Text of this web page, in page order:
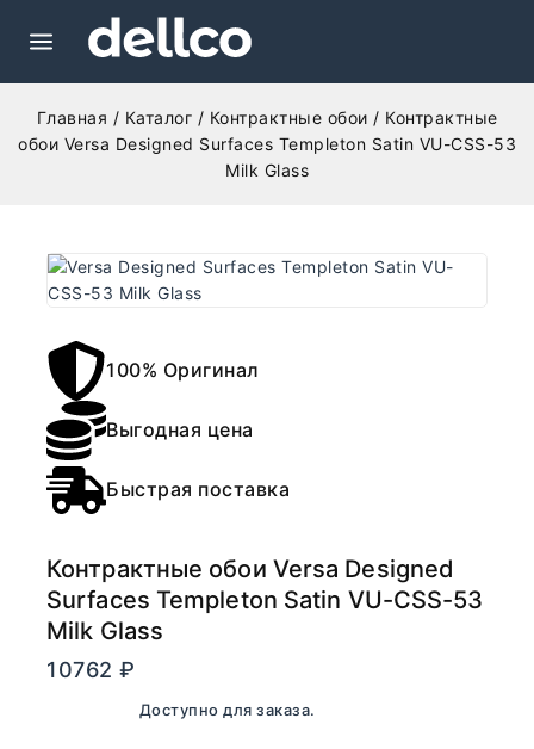
Главная / Каталог / Контрактные обои / Контрактные
обои Versa Designed Surfaces Templeton Satin VU-CSS-53
Milk Glass
100% Оригинал
Выгодная цена
Быстрая поставка
Контрактные обои Versa Designed
Surfaces Templeton Satin VU-CSS-53
Milk Glass
10762 ₽
В наличии. Доступно для заказа.